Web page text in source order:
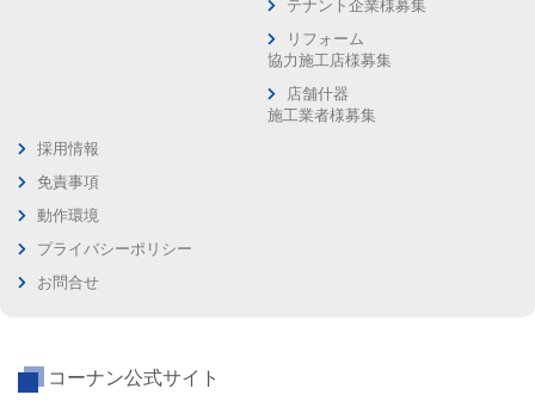
テナント企業様募集
リフォーム
協力施工店様募集
店舗什器
施工業者様募集
採用情報
免責事項
動作環境
プライバシーポリシー
お問合せ
コーナン公式サイト